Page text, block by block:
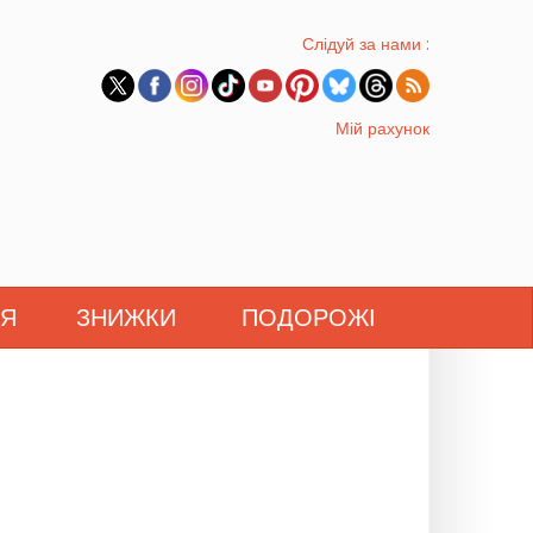
Слідуй за нами :
Мій рахунок
ЗНИЖКИ ПОДОРОЖІ